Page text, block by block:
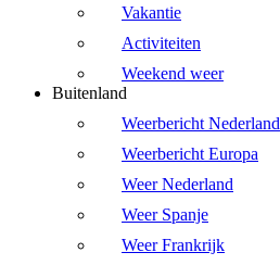
Vakantie
Activiteiten
Weekend weer
Buitenland
Weerbericht Nederland
Weerbericht Europa
Weer Nederland
Weer Spanje
Weer Frankrijk